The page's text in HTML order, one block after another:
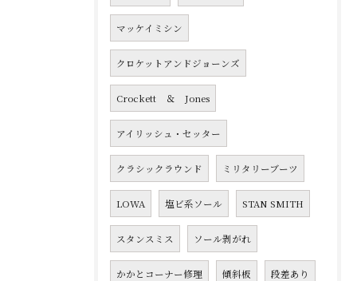
マッケイミシン
クロケットアンドジョーンズ
Crockett ＆ Jones
アイリッシュ・セッター
クラシックラウンド ミリタリーブーツ
LOWA 塩ビ系ソール STAN SMITH
スタンスミス ソール剥がれ
かかとコーナー修理 傾斜板 段差あり